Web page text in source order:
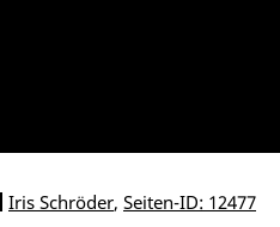
Iris Schröder, Seiten-ID: 12477